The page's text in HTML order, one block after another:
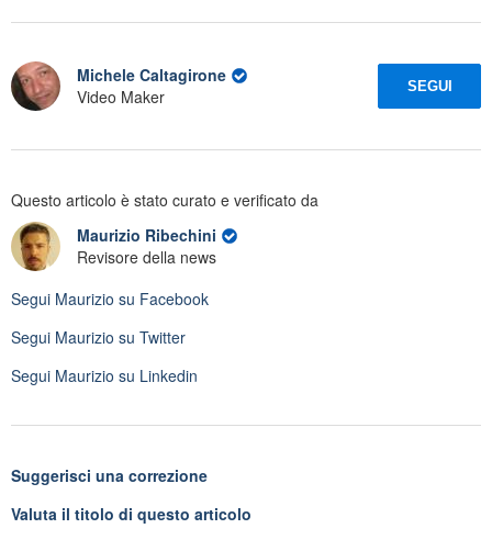
Michele Caltagirone
Video Maker
SEGUI
Questo articolo è stato curato e verificato da
Maurizio Ribechini
Revisore della news
Segui Maurizio su Facebook
Segui Maurizio su Twitter
Segui Maurizio su Linkedin
Suggerisci una correzione
Valuta il titolo di questo articolo